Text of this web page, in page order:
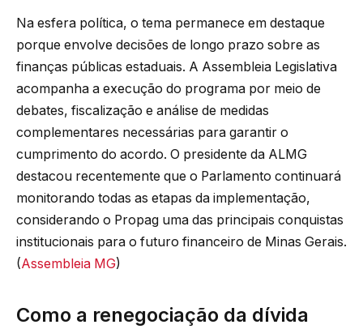
Na esfera política, o tema permanece em destaque
porque envolve decisões de longo prazo sobre as
finanças públicas estaduais. A Assembleia Legislativa
acompanha a execução do programa por meio de
debates, fiscalização e análise de medidas
complementares necessárias para garantir o
cumprimento do acordo. O presidente da ALMG
destacou recentemente que o Parlamento continuará
monitorando todas as etapas da implementação,
considerando o Propag uma das principais conquistas
institucionais para o futuro financeiro de Minas Gerais.
(Assembleia MG)
Como a renegociação da dívida